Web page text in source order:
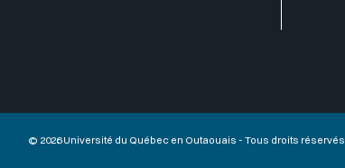
© 2026 Université du Québec en Outaouais - Tous droits réservés